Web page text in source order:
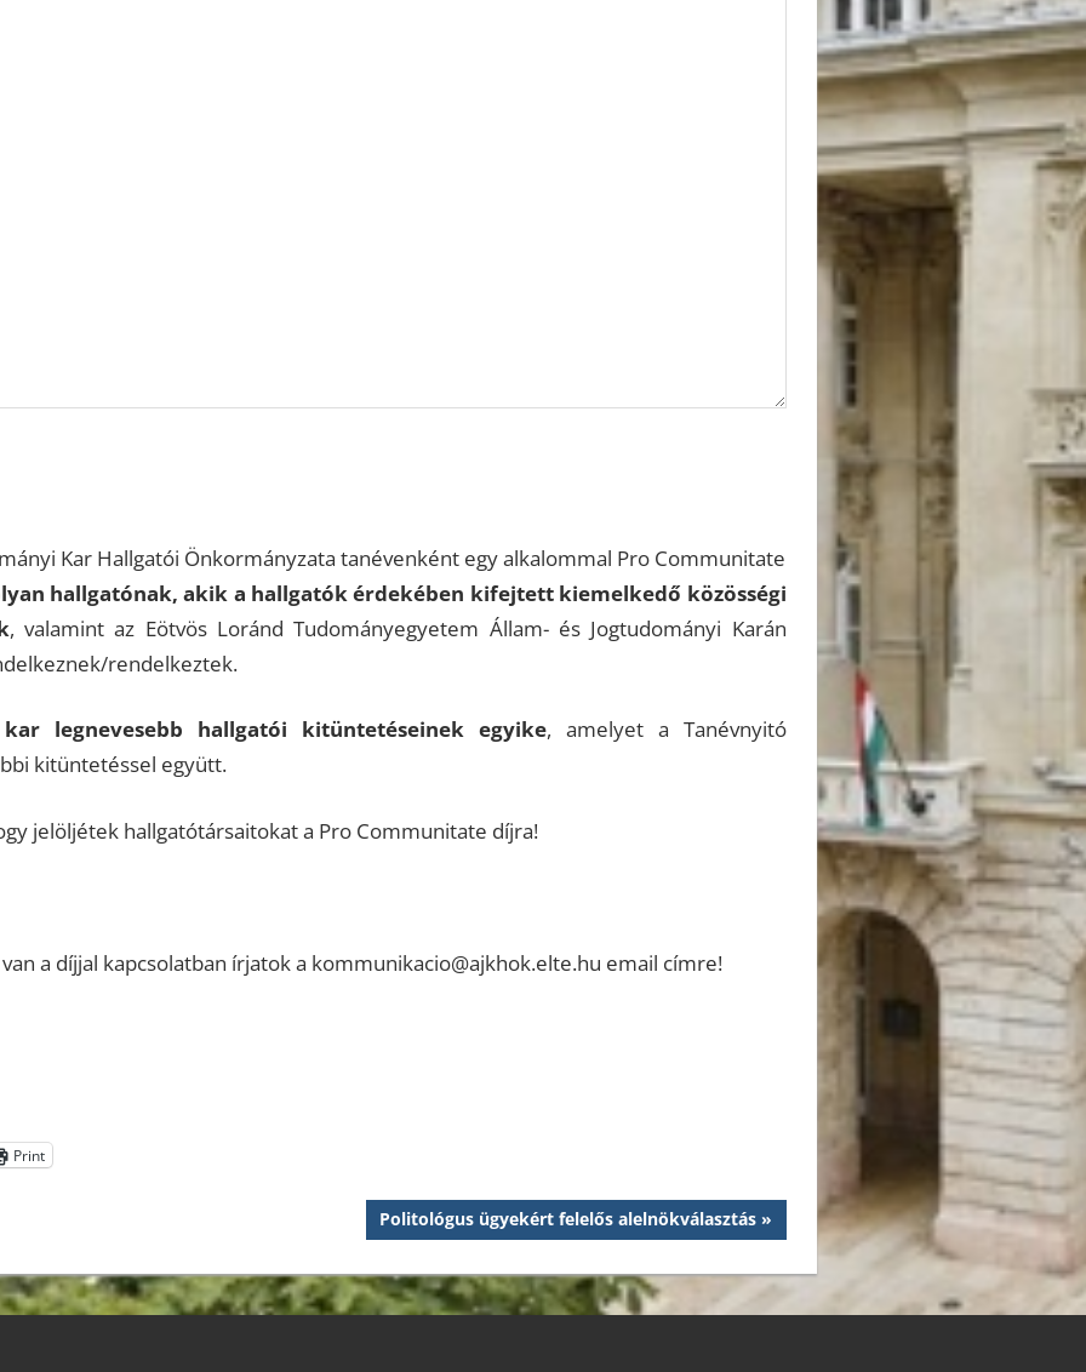
Kar Hallgatói Önkormányzata tanévenként egy alkalommal Pro Communitate
hallgatónak, akik a hallgatók érdekében kifejtett kiemelkedő közösségi
, valamint az Eötvös Loránd Tudományegyetem Állam- és Jogtudományi Karán
rendelkeztek.
legnevesebb hallgatói kitüntetéseinek egyike, amelyet a Tanévnyitó
kitüntetéssel együtt.
jelöljétek hallgatótársaitokat a Pro Communitate díjra!
a díjjal kapcsolatban írjatok a kommunikacio@ajkhok.elte.hu email címre!
Print
Next
Post:
Politológus ügyekért felelős alelnökválasztás